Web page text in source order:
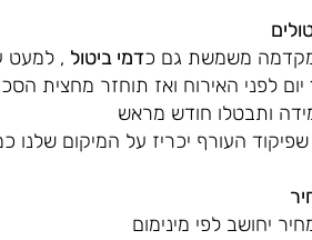
משמשת גם כדמי ביטול , למעט
ותבטלו חודש מראש
שפיקוד העורף יכריז על המיקום שלנו
יחושב לפי מינימום